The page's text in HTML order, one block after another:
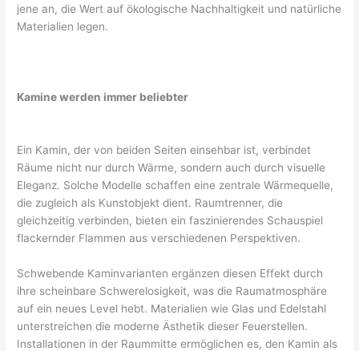
jene an, die Wert auf ökologische Nachhaltigkeit und natürliche
Materialien legen.
Kamine werden immer beliebter
Ein Kamin, der von beiden Seiten einsehbar ist, verbindet
Räume nicht nur durch Wärme, sondern auch durch visuelle
Eleganz. Solche Modelle schaffen eine zentrale Wärmequelle,
die zugleich als Kunstobjekt dient. Raumtrenner, die
gleichzeitig verbinden, bieten ein faszinierendes Schauspiel
flackernder Flammen aus verschiedenen Perspektiven.
Schwebende Kaminvarianten ergänzen diesen Effekt durch
ihre scheinbare Schwerelosigkeit, was die Raumatmosphäre
auf ein neues Level hebt. Materialien wie Glas und Edelstahl
unterstreichen die moderne Ästhetik dieser Feuerstellen.
Installationen in der Raummitte ermöglichen es, den Kamin als